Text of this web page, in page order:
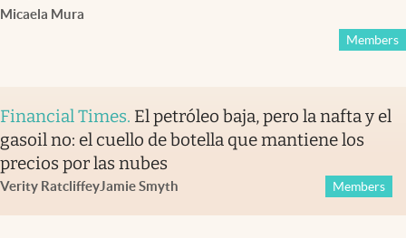
Micaela Mura
Members
Financial Times. El petróleo baja, pero la nafta y el
gasoil no: el cuello de botella que mantiene los
precios por las nubes
Verity RatcliffeyJamie Smyth Members